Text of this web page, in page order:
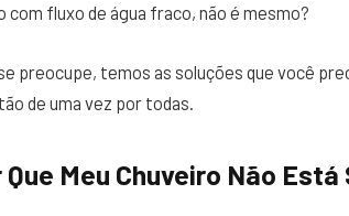
com fluxo de água fraco, não é mesmo?
preocupe, temos as soluções que você
de uma vez por todas.
Que Meu Chuveiro Não